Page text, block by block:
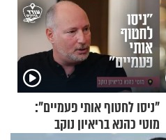
"ניסו לחטוף אותי פעמיים":
מוטי כהנא בריאיון נוקב